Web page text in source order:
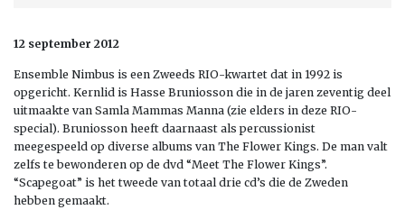
12 september 2012
Ensemble Nimbus is een Zweeds RIO-kwartet dat in 1992 is
opgericht. Kernlid is Hasse Bruniosson die in de jaren zeventig deel
uitmaakte van Samla Mammas Manna (zie elders in deze RIO-
special). Bruniosson heeft daarnaast als percussionist
meegespeeld op diverse albums van The Flower Kings. De man valt
zelfs te bewonderen op de dvd “Meet The Flower Kings”.
“Scapegoat” is het tweede van totaal drie cd’s die de Zweden
hebben gemaakt.